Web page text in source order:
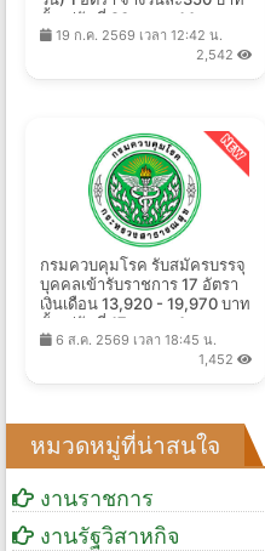
ตั้งแต่วันที่ 20 ก.ค. - 14 ส.ค.
2569
19 ก.ค. 2569 เวลา 12:42 น.
2,542
กรมควบคุมโรค รับสมัครบรรจุ
บุคคลเข้ารับราชการ 17 อัตรา
เงินเดือน 13,920 - 19,970 บาท
ตั้งแต่วันที่ 17 ส.ค. - 4 ก.ย.
2569
6 ส.ค. 2569 เวลา 18:45 น.
1,452
หมวดหมู่ที่น่าสนใจ
งานราชการ
งานรัฐวิสาหกิจ